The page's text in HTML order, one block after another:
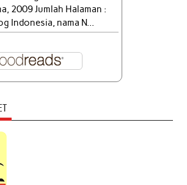
2009 Jumlah Halaman :
Indonesia, nama N...